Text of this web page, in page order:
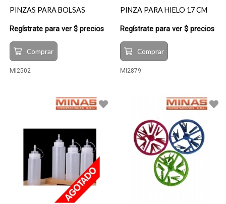
PINZAS PARA BOLSAS
Regístrate para ver $ precios
Comprar
MI2502
PINZA PARA HIELO 17 CM
Regístrate para ver $ precios
Comprar
MI2879